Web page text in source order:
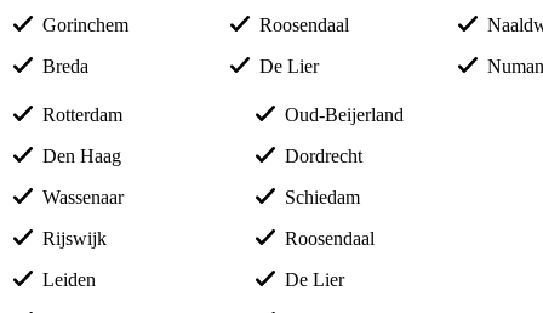
Gorinchem
Breda
Roosendaal
De Lier
Rotterdam
Den Haag
Wassenaar
Rijswijk
Leiden
Oud-Beijerland
Dordrecht
Schiedam
Roosendaal
De Lier